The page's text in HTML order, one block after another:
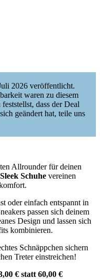
2026 veröffentlicht.
waren zu diesem
dass der Deal
geändert hat, teile uns
Allrounder für deinen
Schuhe vereinen
oder einfach entspannt in
passen sich deinem
Design und lassen sich
kombinieren.
Schnäppchen sichern
Treter einstreichen!
€ statt 60,00 €